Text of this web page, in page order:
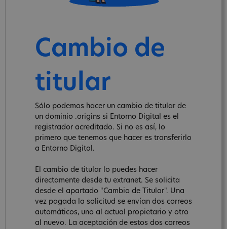
Cambio de
titular
Sólo podemos hacer un cambio de titular de
un dominio .origins si Entorno Digital es el
registrador acreditado. Si no es así, lo
primero que tenemos que hacer es transferirlo
a Entorno Digital.
El cambio de titular lo puedes hacer
directamente desde tu extranet. Se solicita
desde el apartado "Cambio de Titular". Una
vez pagada la solicitud se envían dos correos
automáticos, uno al actual propietario y otro
al nuevo. La aceptación de estos dos correos